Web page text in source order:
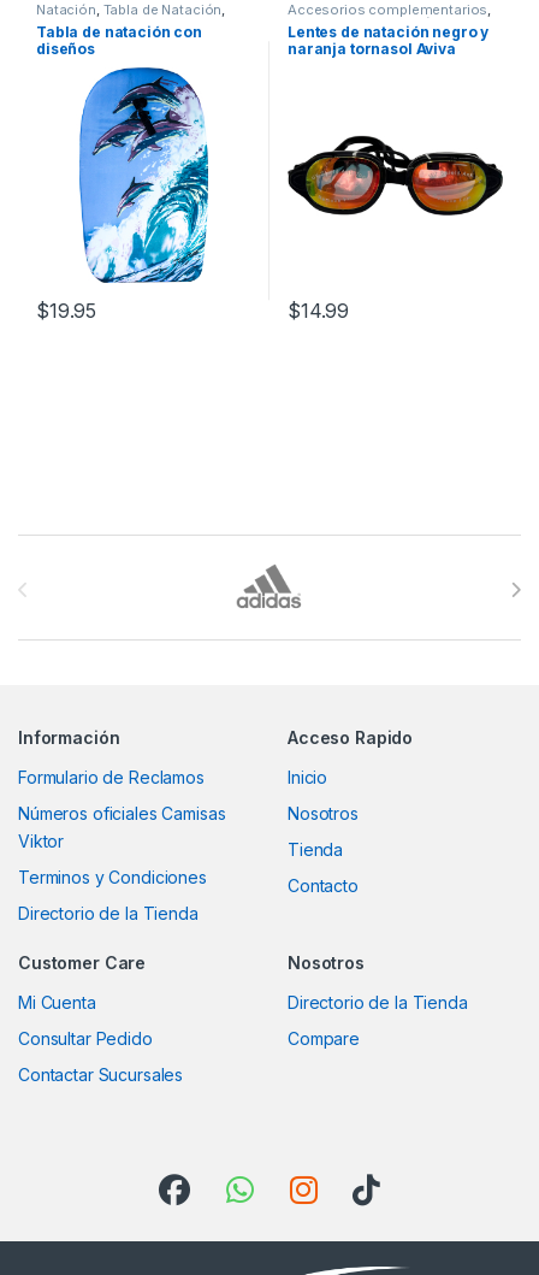
Natación, Tabla de Natación,
Tablas
Tabla de natación con
diseños
$19.95
Accesorios complementarios,
Aviva Lentes Natación
Lentes de natación negro y
naranja tornasol Aviva
$14.99
Información
Formulario de Reclamos
Números oficiales Camisas
Viktor
Terminos y Condiciones
Directorio de la Tienda
Acceso Rapido
Inicio
Nosotros
Tienda
Contacto
Customer Care
Mi Cuenta
Consultar Pedido
Contactar Sucursales
Nosotros
Directorio de la Tienda
Compare